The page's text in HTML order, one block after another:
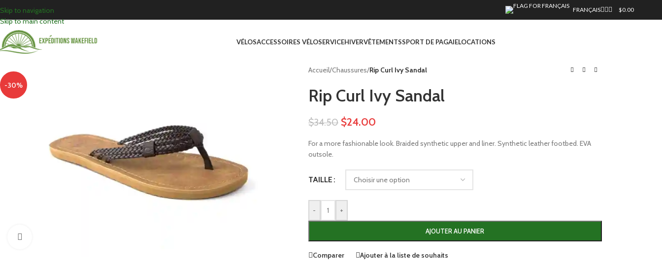
Skip to navigation
Skip to main content
FRANÇAIS $0.00
VÉLOSACCESSOIRES VÉLOSERVICEHIVERVÊTEMENTSSPORT DE PAGAIELOCATIONS
-30%
Accueil/Chaussures/Rip Curl Ivy Sandal
Rip Curl Ivy Sandal
$34.50 $24.00
For a more fashionable look. Braided synthetic upper and liner. Synthetic leather footbed. EVA
outsole.
TAILLE
- +
AJOUTER AU PANIER
Comparer Ajouter à la liste de souhaits